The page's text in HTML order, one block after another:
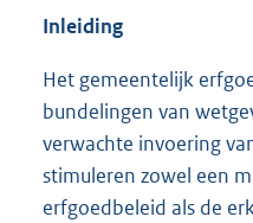
Inleiding
Het gemeentelijk
bundelingen van
verwachte invoering
stimuleren zowel een
erfgoedbeleid als de